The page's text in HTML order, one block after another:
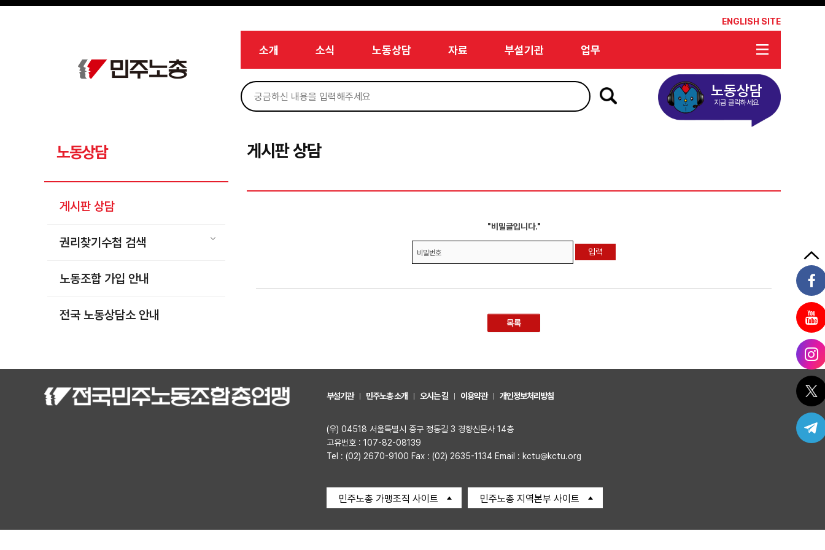
메뉴 건너뛰기
ENGLISH SITE
소개 소식 노동상담 자료 부설기관 업무
노동상담
지금 클릭하세요
노동상담
게시판 상담
권리찾기수첩 검색
노동조합 가입 안내
전국 노동상담소 안내
게시판 상담
"비밀글입니다."
비밀번호
목록
부설기관 민주노총 소개 오시는 길 이용약관 개인정보처리방침
(우) 04518 서울특별시 중구 정동길 3 경향신문사 14층
고유번호 : 107-82-08139
Tel : (02) 2670-9100 Fax : (02) 2635-1134 Email : kctu@kctu.org
민주노총 가맹조직 사이트 민주노총 지역본부 사이트
권리찾기수첩 검색
찾아보기
노동조합 가입 안내
Sketchbook5, 스케치북5
Sketchbook5, 스케치북5